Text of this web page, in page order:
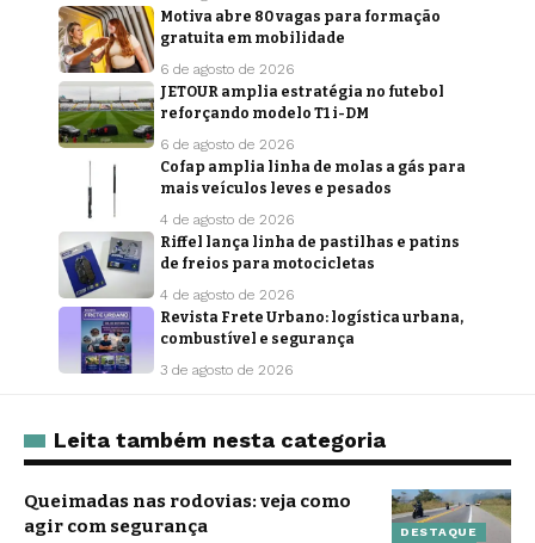
Motiva abre 80 vagas para formação
gratuita em mobilidade
6 de agosto de 2026
JETOUR amplia estratégia no futebol
reforçando modelo T1 i-DM
6 de agosto de 2026
Cofap amplia linha de molas a gás para
mais veículos leves e pesados
4 de agosto de 2026
Riffel lança linha de pastilhas e patins
de freios para motocicletas
4 de agosto de 2026
Revista Frete Urbano: logística urbana,
combustível e segurança
3 de agosto de 2026
Leita também nesta categoria
DESTAQUE
Queimadas nas rodovias: veja como
agir com segurança